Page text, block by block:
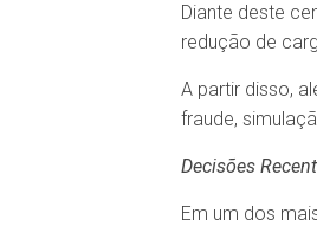
Diante deste
redução de
A partir disso,
fraude,
Decisões
Em um dos